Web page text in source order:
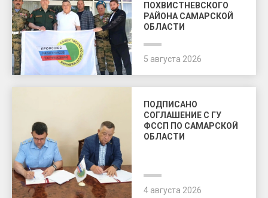
ПОХВИСТНЕВСКОГО
РАЙОНА САМАРСКОЙ
ОБЛАСТИ
5 августа 2026
ПОДПИСАНО
СОГЛАШЕНИЕ С ГУ
ФССП ПО САМАРСКОЙ
ОБЛАСТИ
4 августа 2026